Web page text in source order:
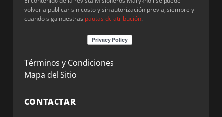
volver a publicar sin costo y sin autorización previa, siempre y
cuando siga nuestras pautas de atribución.
Términos y Condiciones
Mapa del Sitio
CONTACTAR